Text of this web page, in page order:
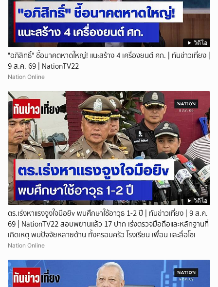
วิดีโอ
"อภิสิทธิ์" ชี้อนาคตหาดใหญ่! แนะสร้าง 4 เครื่องยนต์ ศก. | ทันข่าวเที่ยง |
9 ส.ค. 69 | NationTV22
Nation Online
วิดีโอ
ตร.เร่งหาแรงจูงใจมือยิv พบศึกษาใช้อาวุธ 1-2 ปี | ทันข่าวเที่ยง | 9 ส.ค.
69 | NationTV22 สอบพยานแล้ว 17 ปาก เร่งตรวจมือถือและหลักฐานที่
เกิดเหตุ พบปัจจัยหลายด้าน ทั้งครอบครัว โรงเรียน เพื่อน และสื่อโซเ
Nation Online